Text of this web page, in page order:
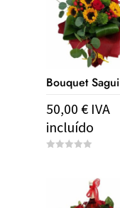
Bouquet Sagui
50,00 € IVA
incluído